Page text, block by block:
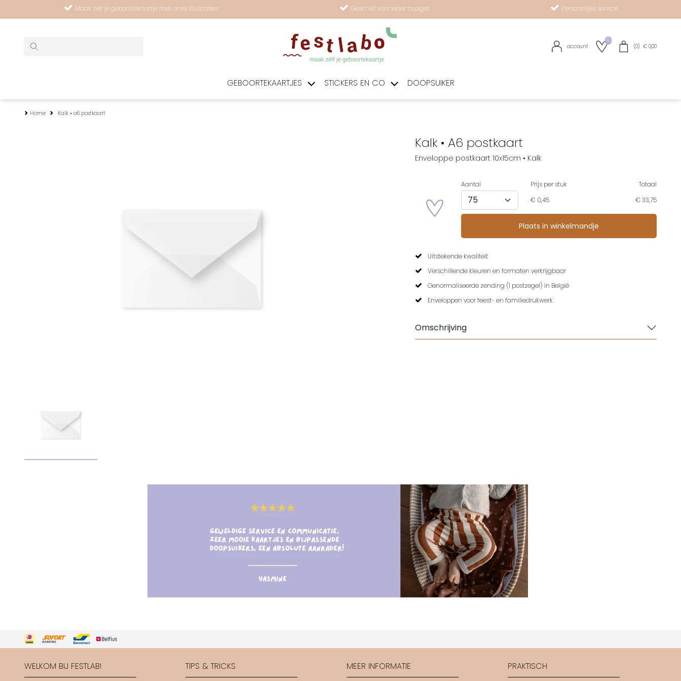
Maak zélf je geboortekaartje met onze illustraties Geschikt voor ieder budget Persoonlijke service
account
0
(0) € 0,00
GEBOORTEKAARTJES STICKERS EN CO DOOPSUIKER
Home Kalk • a6 postkaart
Kalk • A6 postkaart
Enveloppe postkaart 10x15cm • Kalk
zet op verlanglijstje
Aantal Prijs per stuk
Totaal
€ 0,45 € 33,75
Plaats in winkelmandje
Uitstekende kwaliteit
Verschillende kleuren en formaten verkrijgbaar
Genormaliseerde zending (1 postzegel) in België
Enveloppen voor feest- en familiedrukwerk
Omschrijving
WELKOM BIJ FESTLAB! TIPS & TRICKS MEER INFORMATIE PRAKTISCH